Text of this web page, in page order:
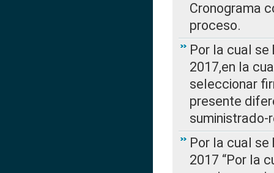
Cronograma
proceso.
Por la cual se
2017,en la
seleccionar
presente
Por la cual se
2017 “Por la